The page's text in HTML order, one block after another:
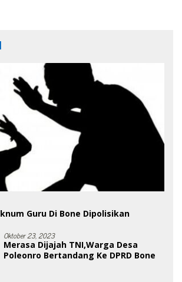
Guru Di Bone Dipolisikan
Oktober 23, 2023
Merasa Dijajah TNI,Warga Desa
Poleonro Bertandang Ke DPRD Bone